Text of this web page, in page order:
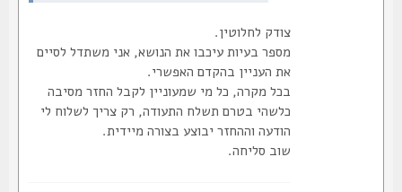
צודק לחלוטין.
מספר בעיות עיכבו את הנושא, אני משתדל לסיים
את העניין בהקדם האפשרי.
בכל מקרה, כל מי שמעוניין לקבל החזר מסיבה
כלשהי בטרם תשלח התעודה, רק צריך לשלוח לי
הודעה וההחזר יבוצע בצורה מיידית.
שוב סליחה.